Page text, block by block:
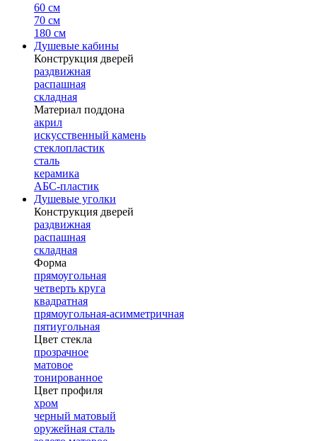
60 см
70 см
180 см
Душевые кабины
Конструкция дверей
раздвижная
распашная
складная
Материал поддона
акрил
искусственный камень
стеклопластик
сталь
керамика
АБС-пластик
Душевые уголки
Конструкция дверей
раздвижная
распашная
складная
Форма
прямоугольная
четверть круга
квадратная
прямоугольная-асимметричная
пятиугольная
Цвет стекла
прозрачное
матовое
тонированное
Цвет профиля
хром
черный матовый
оружейная сталь